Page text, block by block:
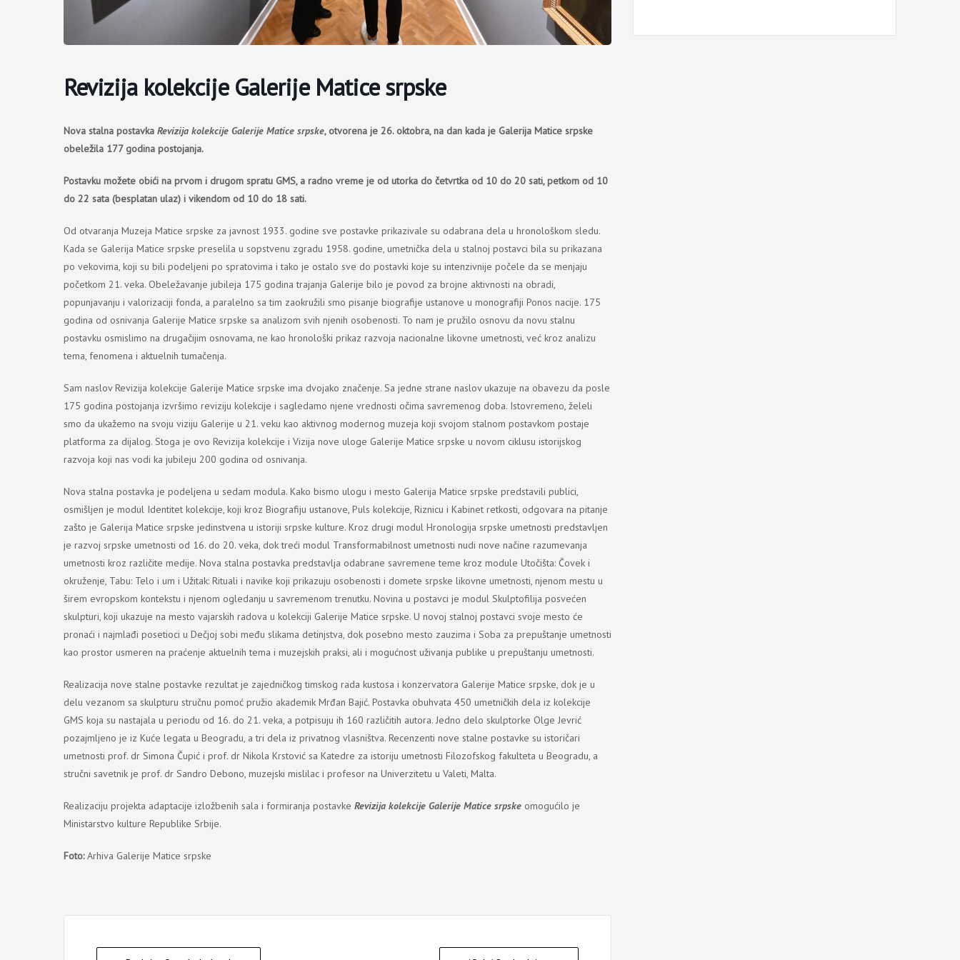
Revizija kolekcije Galerije Matice srpske
Novа stalnа postavkа Revizija kolekcije Galerije Matice srpske, otvorena je 26. oktobra, na dan kada je Galerija Matice srpske
obeležila 177 godina postojanja.
Postavku možete obići na prvom i drugom spratu GMS, a radno vreme je od utorka do četvrtka od 10 do 20 sati, petkom od 10
do 22 sata (besplatan ulaz) i vikendom od 10 do 18 sati.
Od otvaranja Muzeja Matice srpske za javnost 1933. godine sve postavke prikazivale su odabrana dela u hronološkom sledu.
Kada se Galerija Matice srpske preselila u sopstvenu zgradu 1958. godine, umetnička dela u stalnoj postavci bila su prikazana
po vekovima, koji su bili podeljeni po spratovima i tako je ostalo sve do postavki koje su intenzivnije počele da se menjaju
početkom 21. veka. Obeležavanje jubileja 175 godina trajanja Galerije bilo je povod za brojne aktivnosti na obradi,
popunjavanju i valorizaciji fonda, a paralelno sa tim zaokružili smo pisanje biografije ustanove u monografiji Ponos nacije. 175
godina od osnivanja Galerije Matice srpske sa analizom svih njenih osobenosti. To nam je pružilo osnovu da novu stalnu
postavku osmislimo na drugačijim osnovama, ne kao hronološki prikaz razvoja nacionalne likovne umetnosti, već kroz analizu
tema, fenomena i aktuelnih tumačenja.
Sam naslov Revizija kolekcije Galerije Matice srpske ima dvojako značenje. Sa jedne strane naslov ukazuje na obavezu da posle
175 godina postojanja izvršimo reviziju kolekcije i sagledamo njene vrednosti očima savremenog doba. Istovremeno, želeli
smo da ukažemo na svoju viziju Galerije u 21. veku kao aktivnog modernog muzeja koji svojom stalnom postavkom postaje
platforma za dijalog. Stoga je ovo Revizija kolekcije i Vizija nove uloge Galerije Matice srpske u novom ciklusu istorijskog
razvoja koji nas vodi ka jubileju 200 godina od osnivanja.
Nova stalna postavka je podeljena u sedam modula. Kako bismo ulogu i mesto Galerija Matice srpske predstavili publici,
osmišljen je modul Identitet kolekcije, koji kroz Biografiju ustanove, Puls kolekcije, Riznicu i Kabinet retkosti, odgovara na pitanje
zašto je Galerija Matice srpske jedinstvena u istoriji srpske kulture. Kroz drugi modul Hronologija srpske umetnosti predstavljen
je razvoj srpske umetnosti od 16. do 20. veka, dok treći modul Transformabilnost umetnosti nudi nove načine razumevanja
umetnosti kroz različite medije. Nova stalna postavka predstavlja odabrane savremene teme kroz module Utočišta: Čovek i
okruženje, Tabu: Telo i um i Užitak: Rituali i navike koji prikazuju osobenosti i domete srpske likovne umetnosti, njenom mestu u
širem evropskom kontekstu i njenom ogledanju u savremenom trenutku. Novina u postavci je modul Skulptofilija posvećen
skulpturi, koji ukazuje na mesto vajarskih radova u kolekciji Galerije Matice srpske. U novoj stalnoj postavci svoje mesto će
pronaći i najmlađi posetioci u Dečjoj sobi među slikama detinjstva, dok posebno mesto zauzima i Soba za prepuštanje umetnosti
kao prostor usmeren na praćenje aktuelnih tema i muzejskih praksi, ali i mogućnost uživanja publike u prepuštanju umetnosti.
Realizacija nove stalne postavke rezultat je zajedničkog timskog rada kustosa i konzervatora Galerije Matice srpske, dok je u
delu vezanom sa skulpturu stručnu pomoć pružio akademik Mrđan Bajić. Postavka obuhvata 450 umetničkih dela iz kolekcije
GMS koja su nastajala u periodu od 16. do 21. veka, a potpisuju ih 160 različitih autora. Jedno delo skulptorke Olge Jevrić
pozajmljeno je iz Kuće legata u Beogradu, a tri dela iz privatnog vlasništva. Recenzenti nove stalne postavke su istoričari
umetnosti prof. dr Simona Čupić i prof. dr Nikola Krstović sa Katedre za istoriju umetnosti Filozofskog fakulteta u Beogradu, a
stručni savetnik je prof. dr Sandro Debono, muzejski mislilac i profesor na Univerzitetu u Valeti, Malta.
Realizaciju projekta adaptacije izložbenih sala i formiranja postavke Revizija kolekcije Galerije Matice srpske omogućilo je
Ministarstvo kulture Republike Srbije.
Foto:Arhiva Galerije Matice srpske